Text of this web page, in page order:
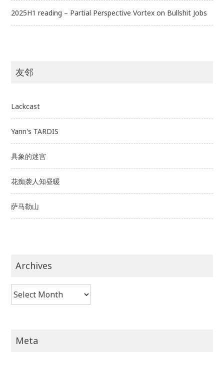
2025H1 reading – Partial Perspective Vortex on Bullshit Jobs
友邻
Lackcast
Yann's TARDIS
具象的迷宫
花痴袭人知昼暖
萨马勒山
Archives
Archives
Meta